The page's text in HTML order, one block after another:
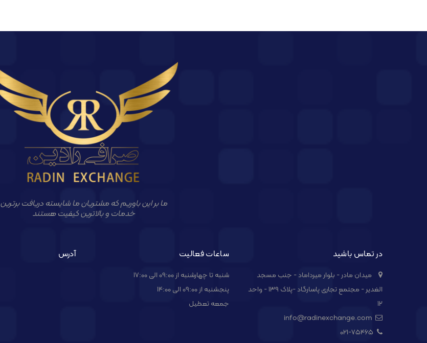
ما بر این باوریم که مشتریان ما شایسته دریافت برترین
خدمات و بالاترین کیفیت هستند
در تماس باشید
میدان مادر - بلوار میرداماد - جنب مسجد
الغدیر - مجتمع تجاری پاسارگاد -پلاک ۱۳۹ - واحد
۱۲
021-۷۵۴۶۵
ساعات فعالیت
شنبه تا چهارشنبه از 09:00 الی 17:00
پنجشنبه از 09:00 الی 14:00
جمعه تعطیل
آدرس